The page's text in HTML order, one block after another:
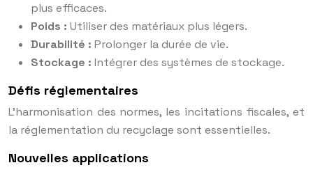
plus efficaces.
Poids : Utiliser des matériaux plus légers.
Durabilité : Prolonger la durée de vie.
Stockage : Intégrer des systèmes de stockage.
Défis réglementaires
L’harmonisation des normes, les incitations fiscales, et
la réglementation du recyclage sont essentielles.
Nouvelles applications